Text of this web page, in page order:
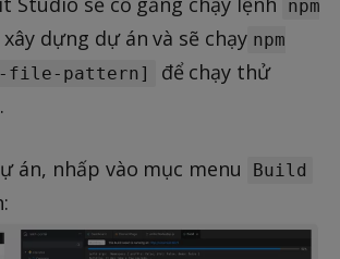
npm
xây dựng dự án và sẽ chạy npm
pattern]
để chạy thử
án, nhấp vào mục menu Build